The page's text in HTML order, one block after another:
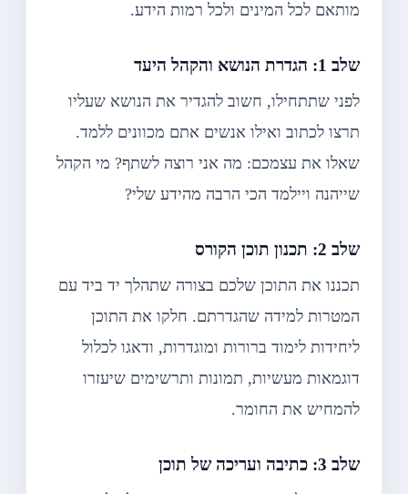
מותאם לכל המינים ולכל רמות הידע.
שלב 1: הגדרת הנושא והקהל היעד
לפני שתתחילו, חשוב להגדיר את הנושא שעליו
תרצו לכתוב ואילו אנשים אתם מכוונים ללמד.
שאלו את עצמכם: מה אני רוצה לשתף? מי הקהל
שייהנה ויילמד הכי הרבה מהידע שלי?
שלב 2: תכנון תוכן הקורס
תכננו את התוכן שלכם בצורה שתהלך יד ביד עם
המטרות למידה שהגדרתם. חלקו את התוכן
ליחידות לימוד ברורות ומוגדרות, ודאגו לכלול
דוגמאות מעשיות, תמונות ותרשימים שיעזרו
להמחיש את החומר.
שלב 3: כתיבה ועריכה של תוכן